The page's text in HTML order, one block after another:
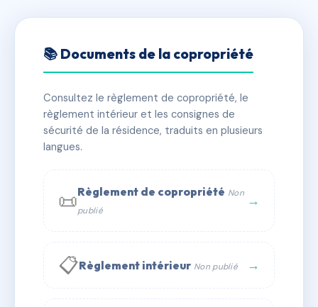
11 ESPLANADE GEORGES
POMPIDOU
📍 4 bd charner 22000 SAINT BRIEUC
✓ Immatriculée 🏠 44 lots 🏗 1 bâtiment(s)
📞 Contacter Syndic Digital 💬 WhatsApp
✉ Email
📚 Documents de la copropriété
Consultez le règlement de copropriété, le
règlement intérieur et les consignes de
sécurité de la résidence, traduits en plusieurs
langues.
📜Règlement de copropriété Non
publié
→
📋Règlement intérieur Non publié →